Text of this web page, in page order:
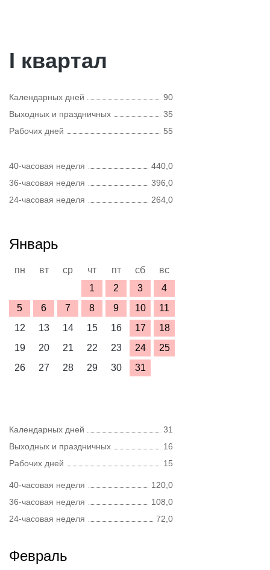
I квартал
Календарных дней
90
Выходных и праздничных
35
Рабочих дней
55
40-часовая неделя
440,0
36-часовая неделя
396,0
24-часовая неделя
264,0
Январь
пн вт ср чт пт сб
вс
1
2 3
4
5
6 7 8 9 10
11
12
13 14 15 16 17
18
19
20 21 22 23 24
25
26
27 28 29 30 31
Календарных дней
31
Выходных и праздничных
16
Рабочих дней
15
40-часовая неделя
120,0
36-часовая неделя
108,0
24-часовая неделя
72,0
Февраль